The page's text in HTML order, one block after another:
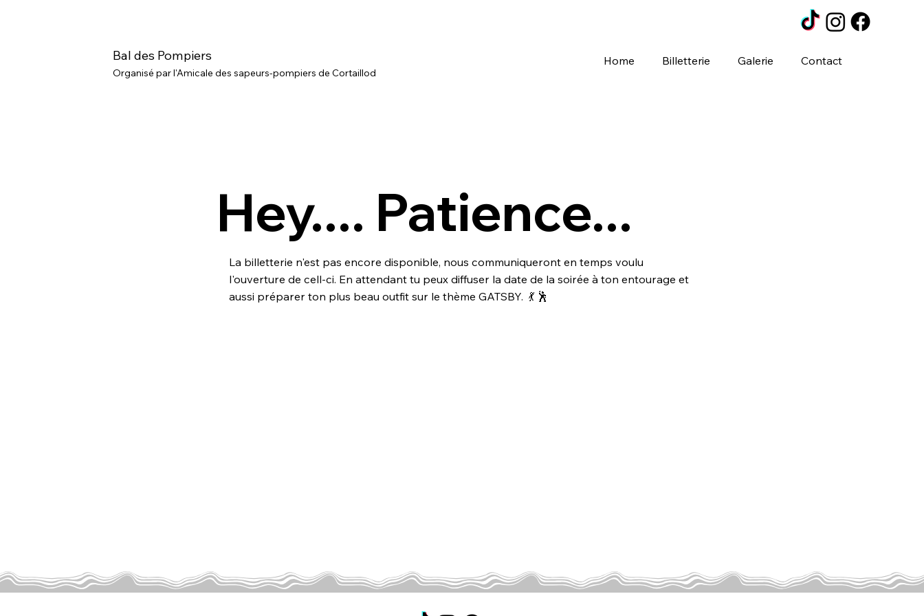
Home Billetterie Galerie Contact
Bal des Pompiers
Organisé par l'Amicale des sapeurs-pompiers de Cortaillod
Hey.... Patience...
La billetterie n'est pas encore disponible, nous communiqueront en temps voulu
l'ouverture de cell-ci. En attendant tu peux diffuser la date de la soirée à ton entourage et
aussi préparer ton plus beau outfit sur le thème GATSBY. 💃 🕺